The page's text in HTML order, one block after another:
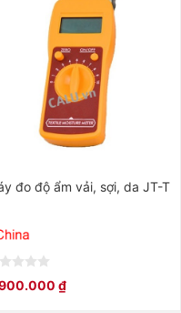
đo độ ẩm vải, sợi, da JT-T
₫